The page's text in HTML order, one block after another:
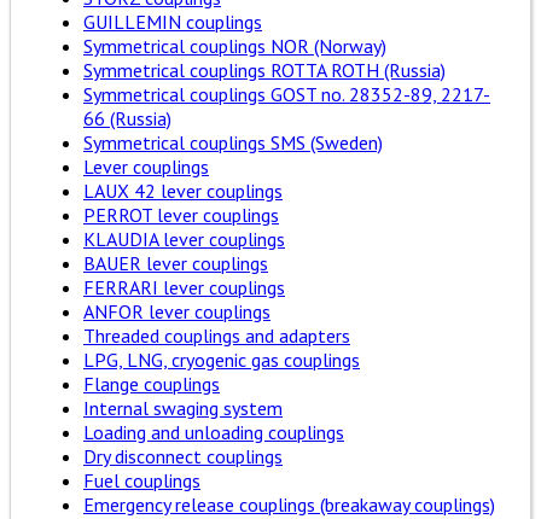
GUILLEMIN couplings
Symmetrical couplings NOR (Norway)
Symmetrical couplings ROTTA ROTH (Russia)
Symmetrical couplings GOST no. 28352-89, 2217-
66 (Russia)
Symmetrical couplings SMS (Sweden)
Lever couplings
LAUX 42 lever couplings
PERROT lever couplings
KLAUDIA lever couplings
BAUER lever couplings
FERRARI lever couplings
ANFOR lever couplings
Threaded couplings and adapters
LPG, LNG, cryogenic gas couplings
Flange couplings
Internal swaging system
Loading and unloading couplings
Dry disconnect couplings
Fuel couplings
Emergency release couplings (breakaway couplings)